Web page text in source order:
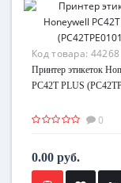
Код товара: 44268
Принтер этикеток
PC42T PLUS
0
0.00 руб.